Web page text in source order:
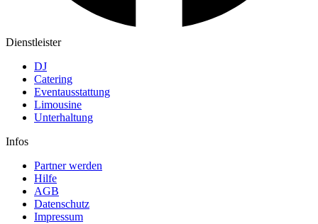
Dienstleister
DJ
Catering
Eventausstattung
Limousine
Unterhaltung
Infos
Partner werden
Hilfe
AGB
Datenschutz
Impressum